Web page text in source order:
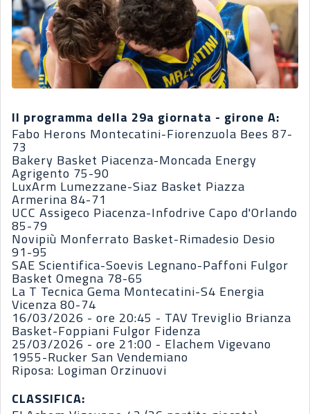
Il programma della 29a giornata - girone A:
Fabo Herons Montecatini-Fiorenzuola Bees 87-
73
Bakery Basket Piacenza-Moncada Energy
Agrigento 75-90
LuxArm Lumezzane-Siaz Basket Piazza
Armerina 84-71
UCC Assigeco Piacenza-Infodrive Capo d'Orlando
85-79
Novipiù Monferrato Basket-Rimadesio Desio
91-95
SAE Scientifica-Soevis Legnano-Paffoni Fulgor
Basket Omegna 78-65
La T Tecnica Gema Montecatini-S4 Energia
Vicenza 80-74
16/03/2026 - ore 20:45 - TAV Treviglio Brianza
Basket-Foppiani Fulgor Fidenza
25/03/2026 - ore 21:00 - Elachem Vigevano
1955-Rucker San Vendemiano
Riposa: Logiman Orzinuovi
CLASSIFICA: